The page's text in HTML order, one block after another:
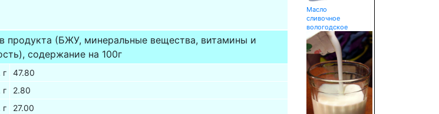
продукта (БЖУ, минеральные вещества, витамины и
содержание на 100г
г
47.80
г
2.80
27.00
Масло
сливочное
вологодское